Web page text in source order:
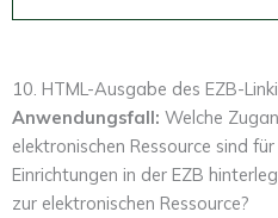
10. HTML-Ausgabe des EZB-
Anwendungsfall: Welche
elektronischen Ressource sind
Einrichtungen in der EZB
zur elektronischen Ressource?